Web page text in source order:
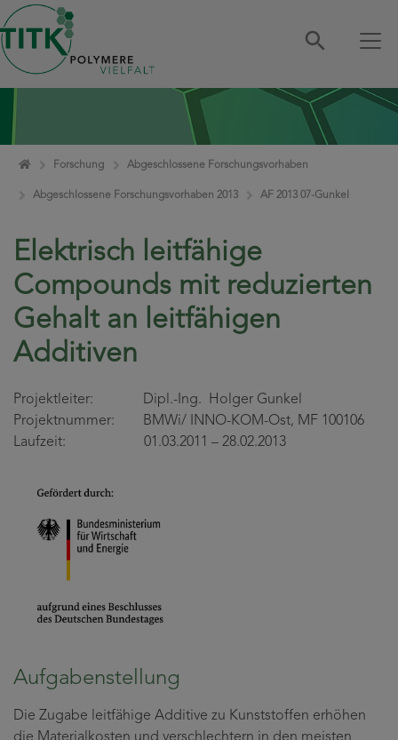
HomeForschung Abgeschlossene Forschungsvorhaben
Abgeschlossene Forschungsvorhaben 2013 AF 2013 07-Gunkel
Elektrisch leitfähige
Compounds mit reduzierten
Gehalt an leitfähigen
Additiven
Projektleiter: Dipl.-Ing. Holger Gunkel
Projektnummer: BMWi/ INNO-KOM-Ost, MF 100106
Laufzeit: 01.03.2011 – 28.02.2013
Aufgabenstellung
Die Zugabe leitfähige Additive zu Kunststoffen erhöhen